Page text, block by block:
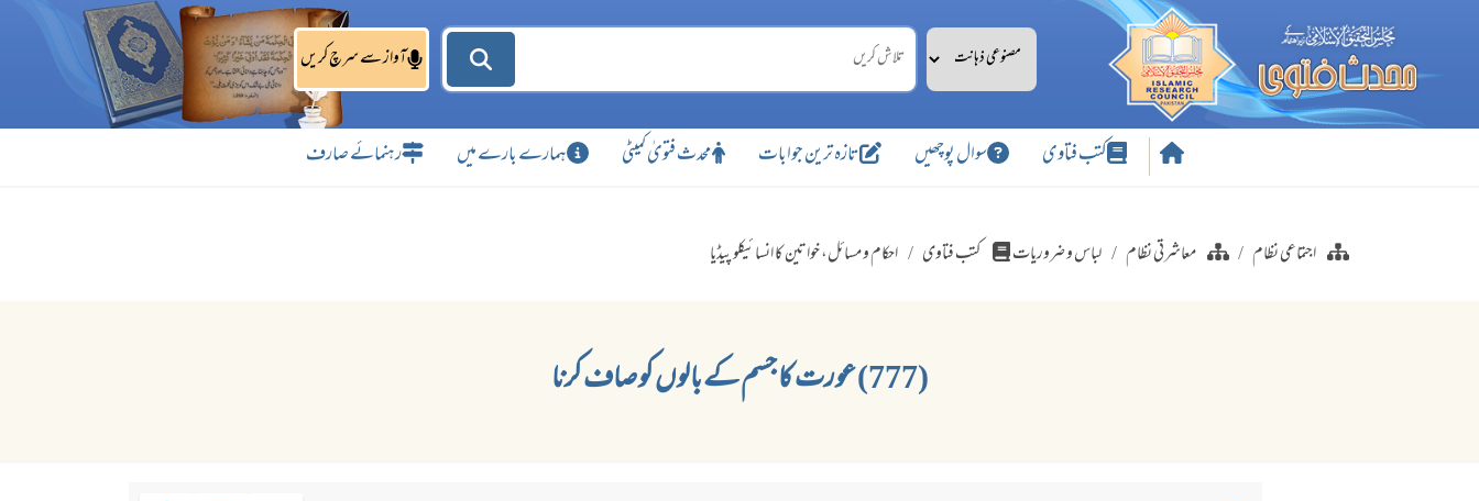
آواز سے سرچ کریں
کتب فتاوی سوال پوچھیں تازہ ترین جوابات محدث فتویٰ کمیٹی ہمارے بارے میں رہنمائے صارف
اجتماعی نظام معاشرتی نظام لباس و ضروریات کتب فتاوی احکام و مسائل، خواتین کا انسائیکلو پیڈیا
(777) عورت کا جسم کے بالوں کو صاف کرنا